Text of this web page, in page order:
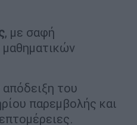
, με σαφή
του
παρεμβολής και